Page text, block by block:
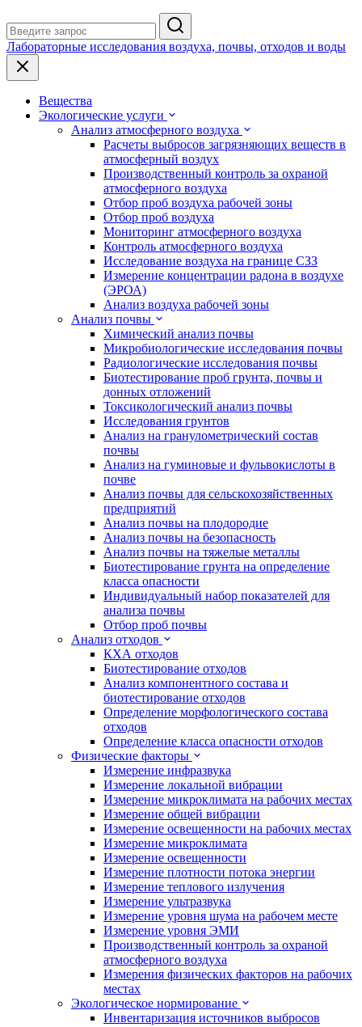
Лабораторные исследования воздуха, почвы, отходов и воды
Вещества
Экологические услуги
Анализ атмосферного воздуха
Расчеты выбросов загрязняющих веществ в
атмосферный воздух
Производственный контроль за охраной
атмосферного воздуха
Отбор проб воздуха рабочей зоны
Отбор проб воздуха
Мониторинг атмосферного воздуха
Контроль атмосферного воздуха
Исследование воздуха на границе СЗЗ
Измерение концентрации радона в воздухе
(ЭРОА)
Анализ воздуха рабочей зоны
Анализ почвы
Химический анализ почвы
Микробиологические исследования почвы
Радиологические исследования почвы
Биотестирование проб грунта, почвы и
донных отложений
Токсикологический анализ почвы
Исследования грунтов
Анализ на гранулометрический состав
почвы
Анализ на гуминовые и фульвокислоты в
почве
Анализ почвы для сельскохозяйственных
предприятий
Анализ почвы на плодородие
Анализ почвы на безопасность
Анализ почвы на тяжелые металлы
Биотестирование грунта на определение
класса опасности
Индивидуальный набор показателей для
анализа почвы
Отбор проб почвы
Анализ отходов
КХА отходов
Биотестирование отходов
Анализ компонентного состава и
биотестирование отходов
Определение морфологического состава
отходов
Определение класса опасности отходов
Физические факторы
Измерение инфразвука
Измерение локальной вибрации
Измерение микроклимата на рабочих местах
Измерение общей вибрации
Измерение освещенности на рабочих местах
Измерение микроклимата
Измерение освещенности
Измерение плотности потока энергии
Измерение теплового излучения
Измерение ультразвука
Измерение уровня шума на рабочем месте
Измерение уровня ЭМИ
Производственный контроль за охраной
атмосферного воздуха
Измерения физических факторов на рабочих
местах
Экологическое нормирование
Инвентаризация источников выбросов